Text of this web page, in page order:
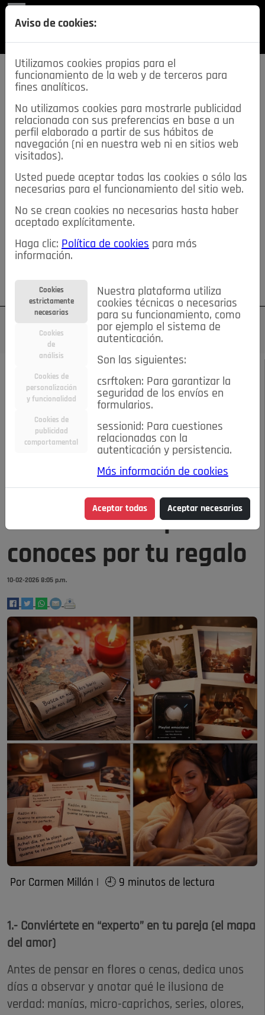
SECCIONES
descarga esta
REVISTA
≡NOTICIAS
NOTICIAS SERVICIOS DE INTERÉS
TABLÓN DE ANUNCIOS MIS ANUNCIOS CONTACTO
NOSOTROS
Su cuenta Regístrese ¿Olvidó su contraseña?
FEBRERO DE 2026
Escucha el audio de este artículo:
Demuéstrale que le conoces por tu regalo
Demuéstrale que le
conoces por tu regalo
10-02-2026 8:05 p.m.
Por Carmen Millán | 🕘 9 minutos de lectura
1.- Conviértete en “experto” en tu pareja (el mapa
del amor)
Antes de pensar en flores o cenas, dedica unos
días a observar y anotar qué le ilusiona de
verdad: manías, micro-caprichos, series, olores,
Aviso de cookies:
Utilizamos cookies propias para el
funcionamiento de la web y de terceros para
fines analíticos.
No utilizamos cookies para mostrarle publicidad
relacionada con sus preferencias en base a un
perfil elaborado a partir de sus hábitos de
navegación (ni en nuestra web ni en sitios web
visitados).
Usted puede aceptar todas las cookies o sólo las
necesarias para el funcionamiento del sitio web.
No se crean cookies no necesarias hasta haber
aceptado explícitamente.
Haga clic: Política de cookies para más
información.
Cookies
estrictamente
necesarias
Cookies
de
análisis
Cookies de
personalización
y funcionalidad
Cookies de
publicidad
comportamental
Nuestra plataforma utiliza
cookies técnicas o necesarias
para su funcionamiento, como
por ejemplo el sistema de
autenticación.
Son las siguientes:
csrftoken: Para garantizar la
seguridad de los envíos en
formularios.
sessionid: Para cuestiones
relacionadas con la
autenticación y persistencia.
Más información de cookies
Aceptar todas Aceptar necesarias